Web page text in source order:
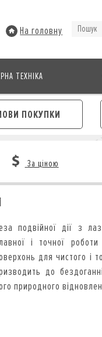
На головну
ТЕХНІКА
ПОКУПКИ
За ціною
подвійної дії з
і точної
для чистого і
до
природного